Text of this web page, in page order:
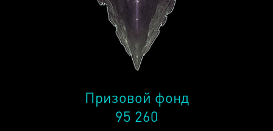
Призовой фонд
95 260